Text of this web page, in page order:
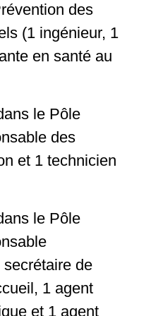
des
(1 ingénieur, 1
en santé au
le Pôle
des
et 1 technicien
le Pôle
de
1 agent
et 1 agent